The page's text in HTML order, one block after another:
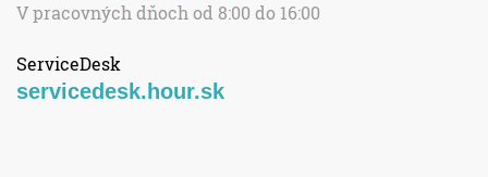
V pracovných dňoch od 8:00 do 16:00
ServiceDesk
servicedesk.hour.sk